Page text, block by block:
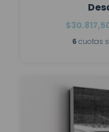
6 cuotas